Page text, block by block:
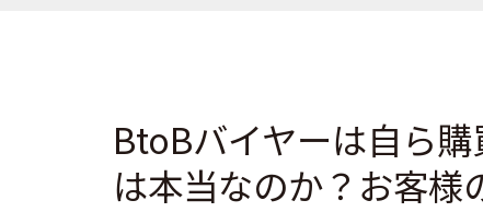
BtoBバイヤーは自ら
は本当なのか？お客様